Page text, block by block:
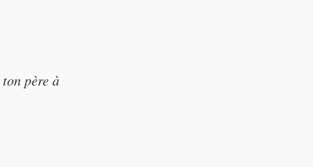
père à